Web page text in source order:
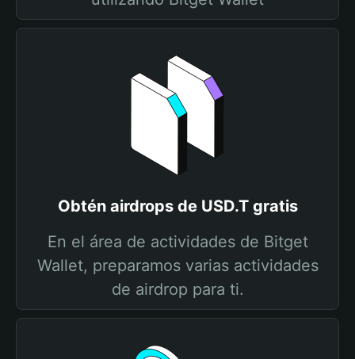
Obtén airdrops de USD.T gratis
En el área de actividades de Bitget
Wallet, preparamos varias actividades
de airdrop para ti.